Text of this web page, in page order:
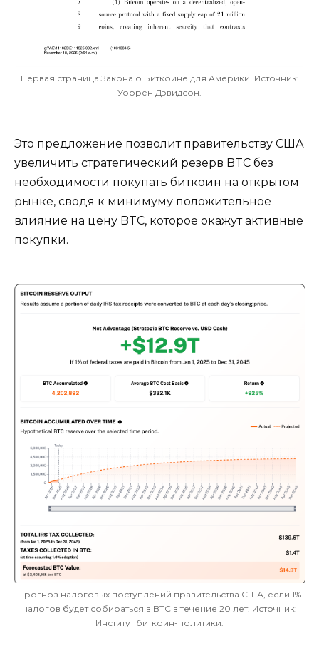
Первая страница Закона о Биткоине для Америки. Источник:
Уоррен Дэвидсон.
Это предложение позволит правительству США
увеличить стратегический резерв BTC без
необходимости покупать биткоин на открытом
рынке, сводя к минимуму положительное
влияние на цену BTC, которое окажут активные
покупки.
Прогноз налоговых поступлений правительства США, если 1%
налогов будет собираться в BTC в течение 20 лет. Источник:
Институт биткоин-политики.